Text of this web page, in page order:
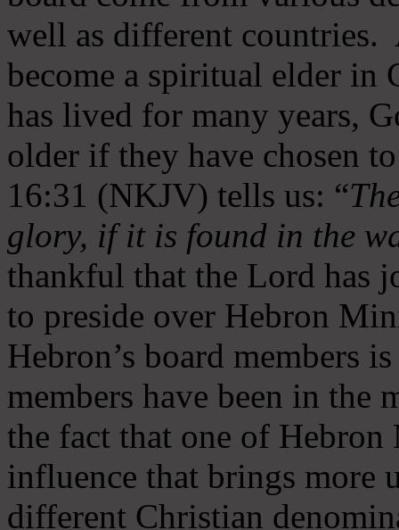
well as different countries.
become a spiritual elder in
has lived for many years,
older if they have chosen
16:31 (NKJV) tells us: “
glory, if it is found in the
thankful that the Lord has
to preside over Hebron
Hebron’s board members
members have been in
the fact that one of
influence that brings more
different Christian